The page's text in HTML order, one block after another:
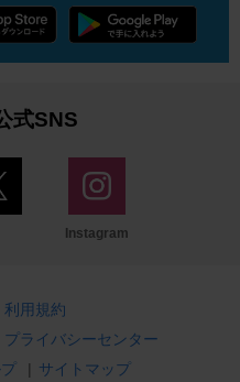
式SNS
Instagram
利用規約
プライバシーセンター
| サイトマップ